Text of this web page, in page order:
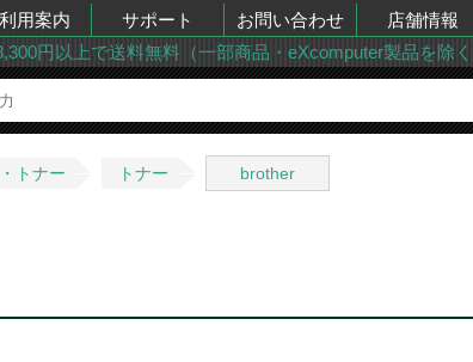
用案内 サポート お問い合わせ 店舗情報
円以上で送料無料（一部商品・eXcomputer製品を除く
トナー トナー brother